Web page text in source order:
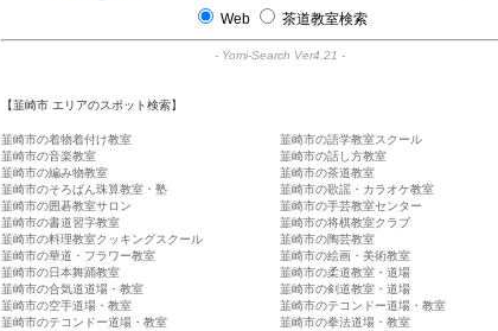
Web 茶道教室検索
- Yomi-Search Ver4.21 -
【韮崎市 エリアのスポット検索】
韮崎市の着物着付け教室
韮崎市の語学教室スクール
韮崎市の音楽教室
韮崎市の話し方教室
韮崎市の編み物教室
韮崎市の茶道教室
韮崎市のそろばん珠算教室・塾
韮崎市の歌謡・カラオケ教室
韮崎市の囲碁教室サロン
韮崎市の手芸教室センター
韮崎市の書道習字教室
韮崎市の将棋教室クラブ
韮崎市の料理教室クッキングスクール
韮崎市の陶芸教室
韮崎市の華道・フラワー教室
韮崎市の絵画・美術教室
韮崎市の日本舞踊教室
韮崎市の柔道教室・道場
韮崎市の合気道道場・教室
韮崎市の剣道教室・道場
韮崎市の空手道場・教室
韮崎市のテコンドー道場・教室
韮崎市のテコンドー道場・教室
韮崎市の拳法道場・教室